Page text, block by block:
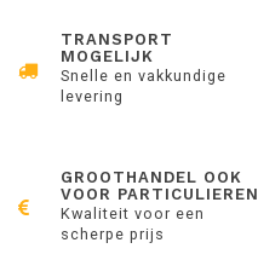
TRANSPORT
MOGELIJK
Snelle en vakkundige
levering
GROOTHANDEL OOK
VOOR PARTICULIEREN
Kwaliteit voor een
scherpe prijs